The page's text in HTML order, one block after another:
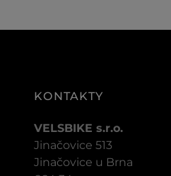
KONTAKTY
VELSBIKE s.r.o.
Jinačovice 513
Jinačovice u Brna